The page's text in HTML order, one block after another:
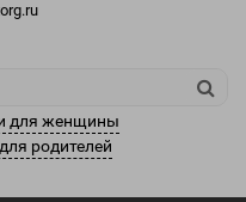
для женщины
родителей